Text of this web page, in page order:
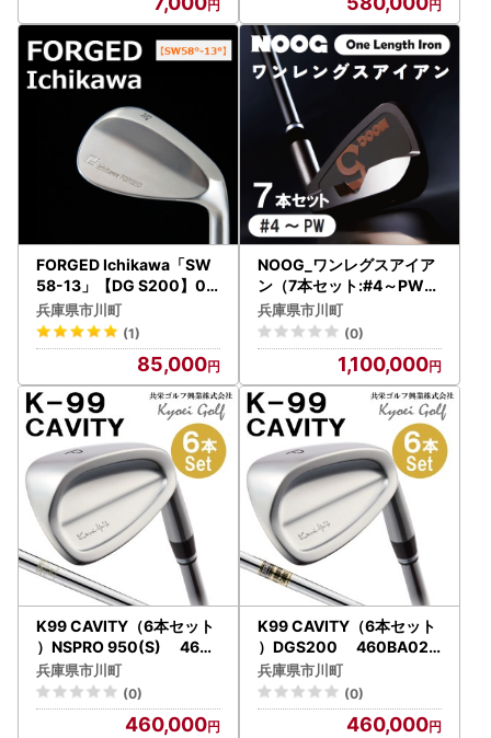
FORGED Ichikawa「SW
58-13」【DG S200】08
5HB01N.／ゴルフ ゴルフ
クラブ ウェッジ
兵庫県市川町
(1)
85,000
NOOG_ワンレグスアイア
ン（7本セット:#4～PW).1
10BA01N
兵庫県市川町
(0)
1,100,000
K99 CAVITY（6本セット
）NSPRO 950(S) 460B
A01N.／軟鉄鍛造 フォー
ジド アイアン 国産 ゴルフ
クラブ
兵庫県市川町
(0)
460,000
K99 CAVITY（6本セット
）DGS200 460BA02N
.／軟鉄鍛造 フォージド ア
イアン 国産 ゴルフクラブ
兵庫県市川町
(0)
460,000